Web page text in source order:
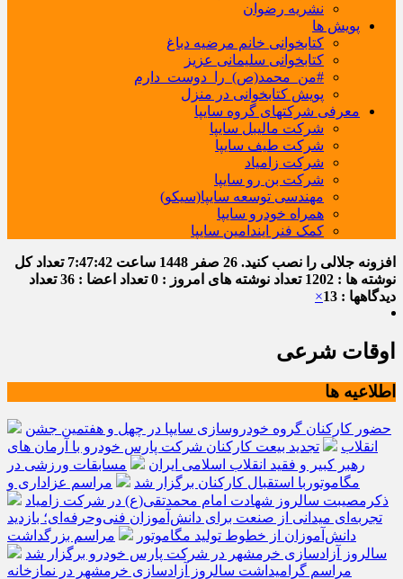
نشریه رضوان
پویش ها
کتابخوانی خانم مرضیه دباغ
کتابخوانی سلیمانی عزیز
#من_محمد(ص)_را_دوست_دارم
پویش کتابخوانی در منزل
معرفی شرکتهای گروه سایپا
شرکت مالیبل سایپا
شرکت طیف سایپا
شرکت زامیاد
شرکت بن رو سایپا
مهندسی توسعه سایپا(سیکو)
همراه خودرو سایپا
کمک فنر ایندامین سایپا
افزونه جلالی را نصب کنید. 26 صفر 1448 ساعت 7:47:42 تعداد کل
نوشته ها : 1202
تعداد نوشته های امروز : 0 تعداد اعضا : 36
تعداد
دیدگاهها : 13
×
اوقات شرعی
اطلاعیه ها
حضور کارکنان گروه خودروسازی سایپا در چهل و هفتمین جشن
انقلاب
تجدید بیعت کارکنان شرکت پارس خودرو با آرمان های
رهبر کبیر و فقید انقلاب اسلامی ایران
مسابقات ورزشی در
مگاموتوربا استقبال کارکنان برگزار شد
مراسم عزاداری و
ذکرمصیبت سالروز شهادت امام محمدتقی(ع) در شرکت زامیاد
تجربه‌ای میدانی از صنعت برای دانش‌آموزان فنی‌وحرفه‌ای؛ بازدید
دانش‌آموزان از خطوط تولید مگاموتور
مراسم بزرگداشت
سالروز آزادسازی خرمشهر در شرکت پارس خودرو برگزار شد
مراسم گرامیداشت سالروز آزادسازی خرمشهر در نمازخانه